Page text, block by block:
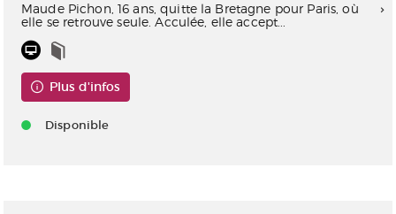
Maude Pichon, 16 ans, quitte la Bretagne pour Paris, où
elle se retrouve seule. Acculée, elle accept...
Plus d'infos
Disponible